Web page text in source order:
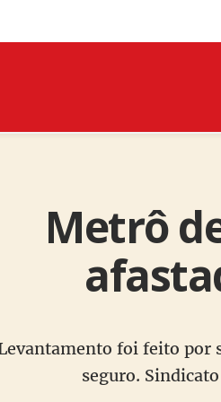
Metrô
foi feito por
seguro.